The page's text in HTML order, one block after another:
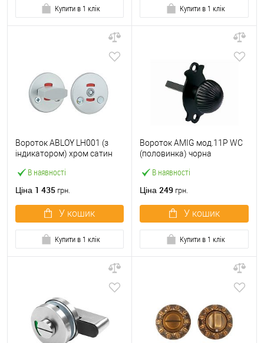
Купити в 1 клік Купити в 1 клік
В наявності
Вороток ABLOY LH001 (з
індикатором) хром сатин
Ціна 1 435 грн.
У кошик
Купити в 1 клік
В наявності
Вороток AMIG мод.11Р WC
(половинка) чорна
Ціна 249 грн.
У кошик
Купити в 1 клік